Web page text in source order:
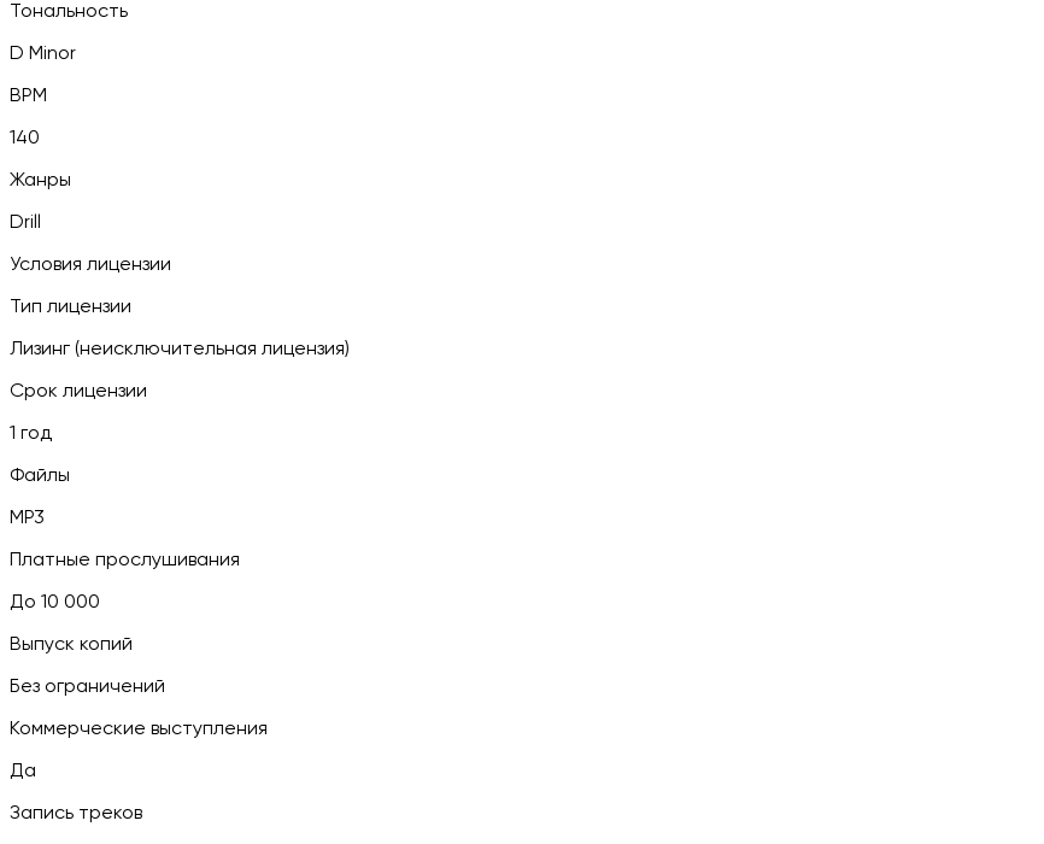
Тональность
D Minor
BPM
140
Жанры
Drill
Условия лицензии
Тип лицензии
Лизинг (неисключительная лицензия)
Срок лицензии
1 год
Файлы
MP3
Платные прослушивания
До 10 000
Выпуск копий
Без ограничений
Коммерческие выступления
Да
Запись треков